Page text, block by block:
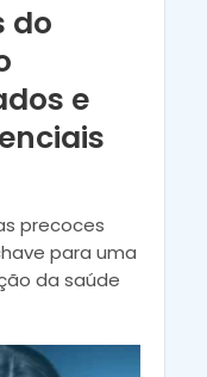
do
e
precoces
para uma
da saúde